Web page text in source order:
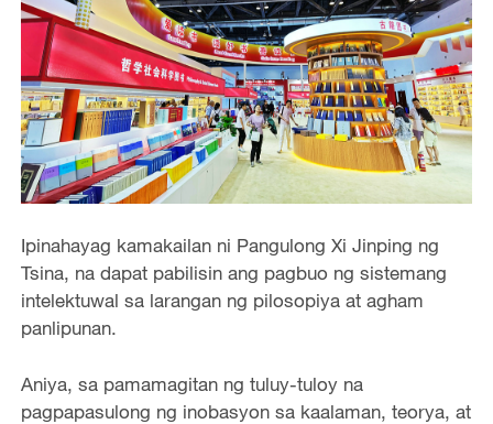
Ipinahayag kamakailan ni Pangulong Xi Jinping ng
Tsina, na dapat pabilisin ang pagbuo ng sistemang
intelektuwal sa larangan ng pilosopiya at agham
panlipunan.
Aniya, sa pamamagitan ng tuluy-tuloy na
pagpapasulong ng inobasyon sa kaalaman, teorya, at